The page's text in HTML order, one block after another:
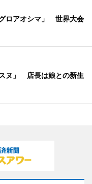
ロアオシマ」 世界大会
ヌ」 店長は娘との新生